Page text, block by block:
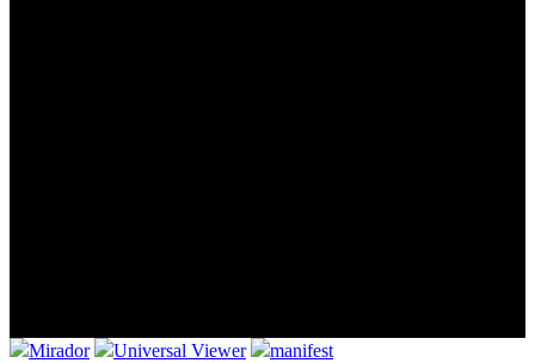
Mirador Universal Viewer manifest